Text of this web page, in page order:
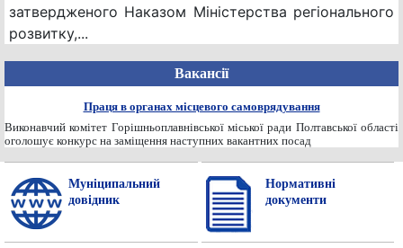
затвердженого Наказом Міністерства регіонального
розвитку,...
Вакансії
Праця в органах місцевого самоврядування
Виконавчий комітет Горішньоплавнівської міської ради Полтавської області
оголошує конкурс на заміщення наступних вакантних посад
Муніципальний
довідник
Нормативнi
документи